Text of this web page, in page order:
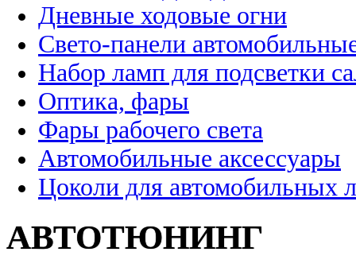
Дневные ходовые огни
Свето-панели
Набор ламп для подсветки
Оптика, фары
Фары рабочего света
Автомобильные аксессуары
Цоколи для автомобильных
АВТОТЮНИНГ